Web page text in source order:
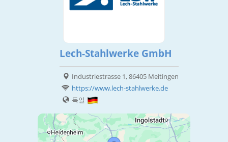
Lech-Stahlwerke GmbH
Industriestrasse 1, 86405 Meitingen
https://www.lech-stahlwerke.de
독일